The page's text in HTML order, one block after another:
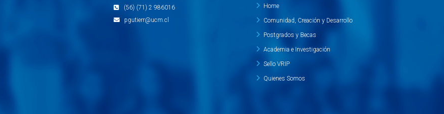
(56) (71) 2 986016
pgutierr@ucm.cl
Home
Comunidad, Creación y Desarrollo
Postgrados y Becas
Academia e Investigación
Sello VRIP
Quienes Somos